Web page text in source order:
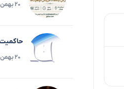
۲۰ بهمن ۱۴۰۴
۲۰ بهمن ۱۴۰۴